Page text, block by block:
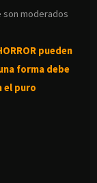
son moderados
pueden
forma debe
el puro